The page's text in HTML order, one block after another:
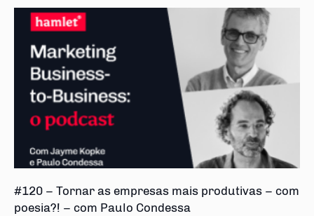
#120 – Tornar as empresas mais produtivas – com
poesia?! – com Paulo Condessa